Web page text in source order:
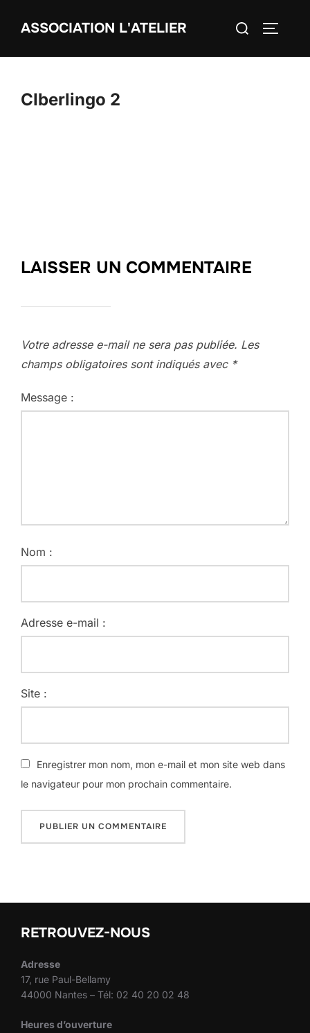
ASSOCIATION L'ATELIER Rechercher :
CIberlingo 2
LAISSER UN COMMENTAIRE
Votre adresse e-mail ne sera pas publiée. Les
champs obligatoires sont indiqués avec *
Message :
Nom :
Adresse e-mail :
Site :
Enregistrer mon nom, mon e-mail et mon site web dans
le navigateur pour mon prochain commentaire.
RETROUVEZ-NOUS
Adresse
17, rue Paul-Bellamy
44000 Nantes – Tél: 02 40 20 02 48
Heures d’ouverture